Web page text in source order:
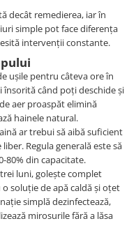
decât remedierea, iar în
simple pot face diferența
intervenții constante.
ușile pentru câteva ore în
când poți deschide și
aer proaspăt elimină
hainele natural.
ar trebui să aibă suficient
Regula generală este să
80% din capacitate.
luni, golește complet
soluție de apă caldă și oțet
simplă dezinfectează,
mirosurile fără a lăsa